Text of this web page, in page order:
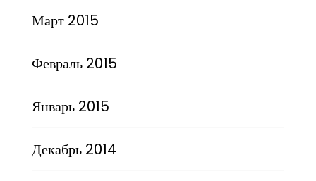
Март 2015
Февраль 2015
Январь 2015
Декабрь 2014